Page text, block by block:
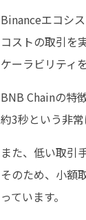
Binanceエコシ
コストの取引を
ケーラビリティ
BNB Chainの特
約3秒という非
また、低い取引
そのため、小額
っています。